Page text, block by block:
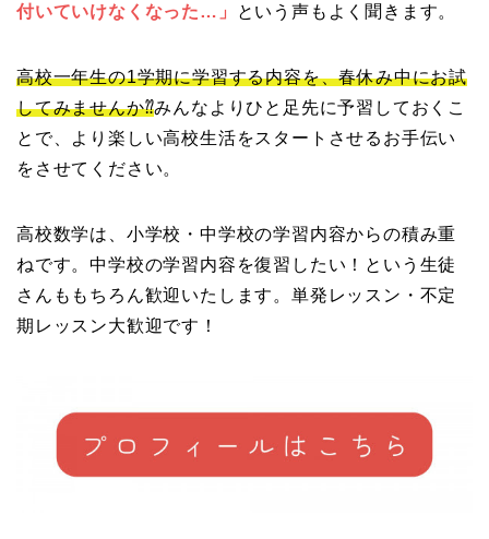
付いていけなくなった…」
という声もよく聞きます。
高校一年生の1学期に学習する内容を、春休み中にお試
してみませんか⁇みんなよりひと足先に予習しておくこ
とで、 より楽しい高校生活をスタートさせるお手伝い
をさせてください。
高校数学は、小学校・中学校の学習内容からの積み重
ねです。中学校の学習内容を復習したい！ という生徒
さんももちろん歓迎いたします。単発レッスン・不定
期レッスン大歓迎です！